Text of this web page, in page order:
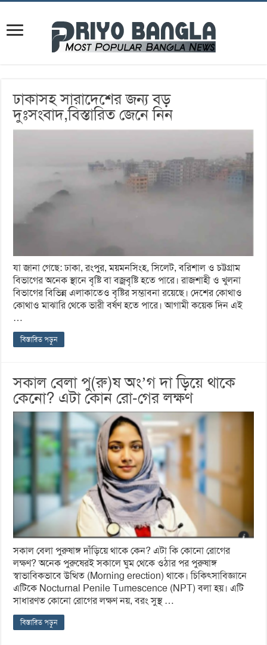
ঢাকাসহ সারাদেশের জন্য বড়
দুঃসংবাদ,বিস্তারিত জেনে নিন
যা জানা গেছে: ঢাকা, রংপুর, ময়মনসিংহ, সিলেট, বরিশাল ও চট্টগ্রাম
বিভাগের অনেক স্থানে বৃষ্টি বা বজ্রবৃষ্টি হতে পারে। রাজশাহী ও খুলনা
বিভাগের বিভিন্ন এলাকাতেও বৃষ্টির সম্ভাবনা রয়েছে। দেশের কোথাও
কোথাও মাঝারি থেকে ভারী বর্ষণ হতে পারে। আগামী কয়েক দিন এই
…
বিস্তারিত পড়ুন
সকাল বেলা পু(রু)ষ অং’গ দা ড়িয়ে থাকে
কেনো? এটা কোন রো-গের লক্ষণ
সকাল বেলা পুরুষাঙ্গ দাঁড়িয়ে থাকে কেন? এটা কি কোনো রোগের
লক্ষণ? অনেক পুরুষেরই সকালে ঘুম থেকে ওঠার পর পুরুষাঙ্গ
স্বাভাবিকভাবে উত্থিত (Morning erection) থাকে। চিকিৎসাবিজ্ঞানে
এটিকে Nocturnal Penile Tumescence (NPT) বলা হয়। এটি
সাধারণত কোনো রোগের লক্ষণ নয়, বরং সুস্থ …
বিস্তারিত পড়ুন